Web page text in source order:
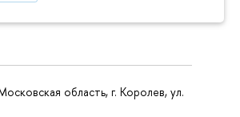
область, г. Королев, ул.